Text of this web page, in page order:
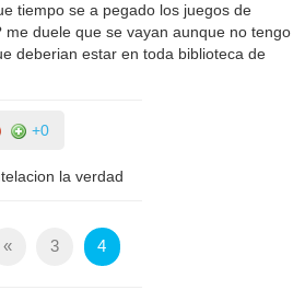
tiempo se a pegado los juegos de
me duele que se vayan aunque no tengo
deberian estar en toda biblioteca de
+0
la verdad
« 3 4